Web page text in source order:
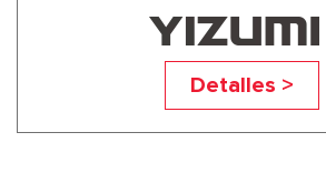
UN260A6
Detalles >